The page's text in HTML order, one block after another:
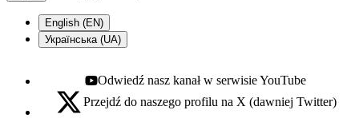
English (EN)
Українська (UA)
Youtube - otwiera się w nowej karcie
Odwiedź nasz kanał w serwisie YouTube
X - otwiera się w nowej karcie
Przejdź do naszego profilu na X (dawniej Twitter)